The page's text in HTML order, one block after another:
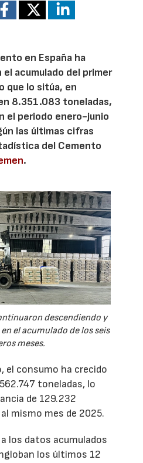
en España ha
acumulado del primer
que lo sitúa, en
8.351.083 toneladas,
el periodo enero-junio
las últimas cifras
del Cemento
.
descendiendo y
el acumulado de los seis
meses.
el consumo ha crecido
toneladas, lo
de 129.232
mismo mes de 2025.
los datos acumulados
los últimos 12